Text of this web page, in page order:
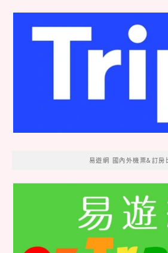
易遊網 國內外機票&訂房